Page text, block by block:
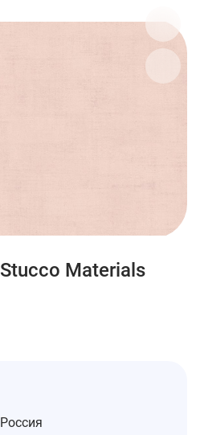
Materials
Россия